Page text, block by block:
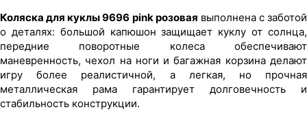
Коляска для куклы 9696 pink розовая выполнена с заботой
о деталях: большой капюшон защищает куклу от солнца,
передние поворотные колеса обеспечивают
маневренность, чехол на ноги и багажная корзина делают
игру более реалистичной, а легкая, но прочная
металлическая рама гарантирует долговечность и
стабильность конструкции.